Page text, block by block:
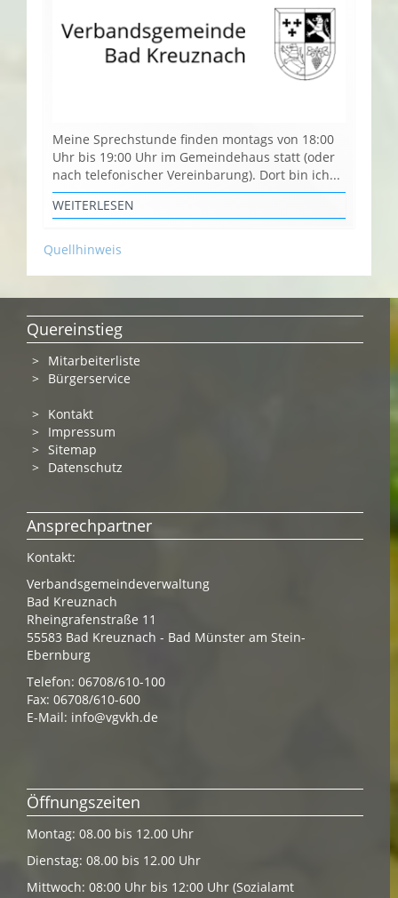
Meine Sprechstunde finden montags von 18:00
Uhr bis 19:00 Uhr im Gemeindehaus statt (oder
nach telefonischer Vereinbarung). Dort bin ich...
WEITERLESEN
Quellhinweis
Quereinstieg
Mitarbeiterliste
Bürgerservice
Kontakt
Impressum
Sitemap
Datenschutz
Ansprechpartner
Kontakt:
Verbandsgemeindeverwaltung
Bad Kreuznach
Rheingrafenstraße 11
55583 Bad Kreuznach - Bad Münster am Stein-
Ebernburg
Telefon: 06708/610-100
Fax: 06708/610-600
E-Mail: info@vgvkh.de
Öffnungszeiten
Montag: 08.00 bis 12.00 Uhr
Dienstag: 08.00 bis 12.00 Uhr
Mittwoch: 08:00 Uhr bis 12:00 Uhr (Sozialamt